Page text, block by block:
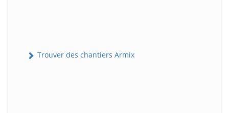
Trouver des chantiers Armix